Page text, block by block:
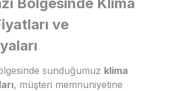
Bölgesinde Klima
ve
sunduğumuz klima
, müşteri memnuniyetine